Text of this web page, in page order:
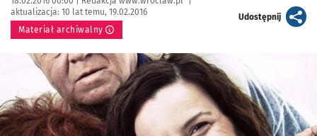
aktualizacja: 10 lat temu, 19.02.2016
Materiał archiwalny
Udostępnijartykuł
Kliknij, aby powiększyć